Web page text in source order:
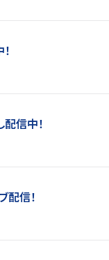
信中！
配信！